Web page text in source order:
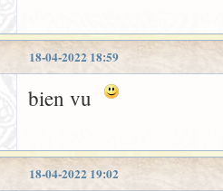
18-04-2022 18:59
bien vu
18-04-2022 19:02